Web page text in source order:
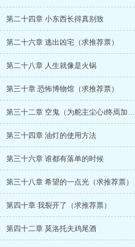
第二十四章 小东西长得真别致
第二十六章 逃出凶宅（求推荐票）
第二十八章 人生就像是火锅
第三十章 恐怖博物馆（求推荐票）
第三十二章 空鬼（为舵主尘心i终焉加更）
第三十四章 油灯的使用方法
第三十六章 谁都有落单的时候
第三十八章 希望的一点光（求推荐票）
第四十章 我裂开了（求推荐票）
第四十二章 莫洛托夫鸡尾酒